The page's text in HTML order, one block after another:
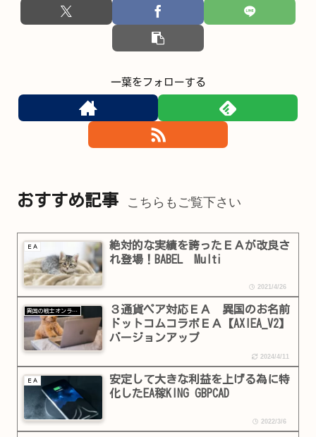
一葉をフォローする
おすすめ記事 こちらもご覧下さい
ＥＡ
絶対的な実績を誇ったＥＡが改良さ
れ登場！BABEL Multi
2021/4/26
異国の戦士オンラインショップ
３通貨ペア対応ＥＡ 異国のお名前
ドットコムコラボＥＡ【AXIEA_V2】
バージョンアップ
2024/4/11
ＥＡ
安定して大きな利益を上げる為に特
化したEA稼KING GBPCAD
2022/3/6